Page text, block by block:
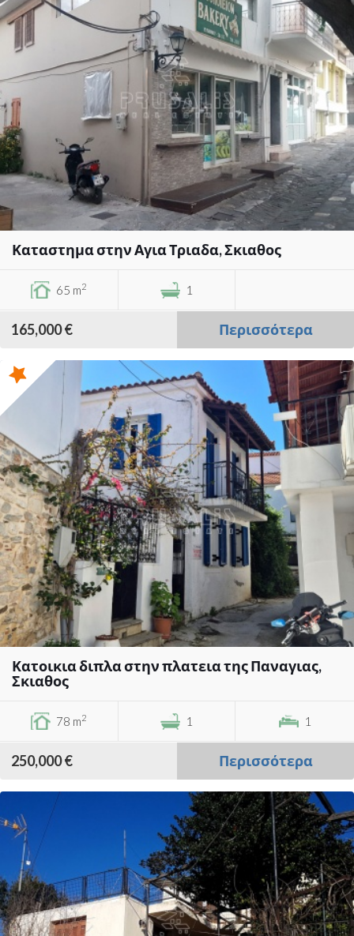
Καταστημα στην Αγια Τριαδα, Σκιαθος
65 m2 1
165,000 € Περισσότερα
Κατοικια διπλα στην πλατεια της Παναγιας,
Σκιαθος
78 m2 1 1
250,000 € Περισσότερα